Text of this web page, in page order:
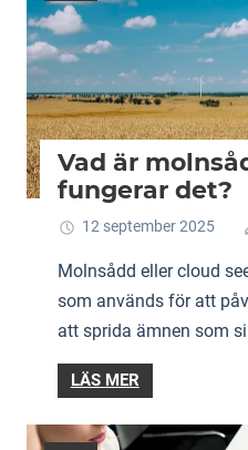
Vad är
fungerar det?
12 september 2025
Molnsådd eller cloud
som används för att
att sprida ämnen som
LÄS MER